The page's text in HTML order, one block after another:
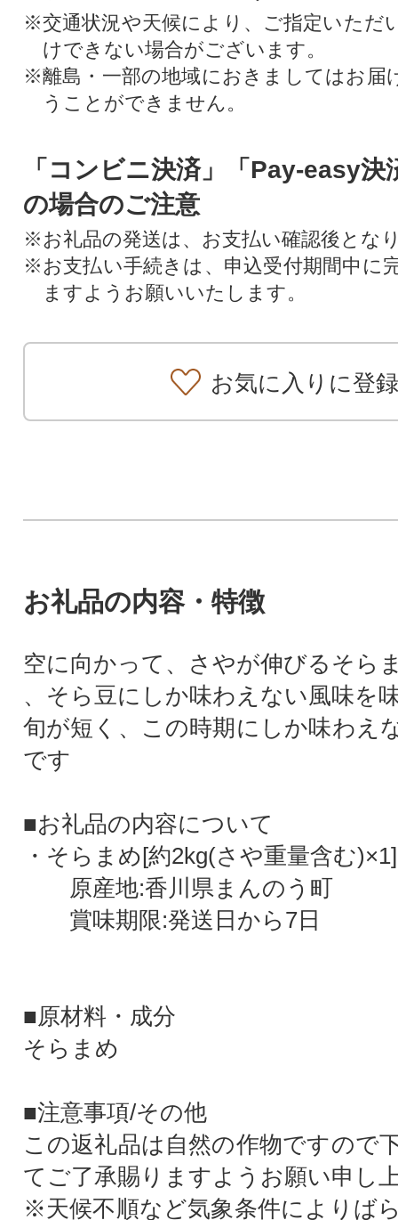
※交通状況や天候により、ご指定いただ
けできない場合がございます。
※離島・一部の地域におきましてはお届
うことができません。
「コンビニ決済」「Pay-easy決
の場合のご注意
※お礼品の発送は、お支払い確認後とな
※お支払い手続きは、申込受付期間中に
ますようお願いいたします。
お気に入りに登録
お礼品の内容・特徴
空に向かって、さやが伸びるそら
、そら豆にしか味わえない風味を
旬が短く、この時期にしか味わえ
です
■お礼品の内容について
・そらまめ[約2kg(さや重量含む)×1]
原産地:香川県まんのう町
賞味期限:発送日から7日
■原材料・成分
そらまめ
■注意事項/その他
この返礼品は自然の作物ですので
てご了承賜りますようお願い申し
※天候不順など気象条件によりば